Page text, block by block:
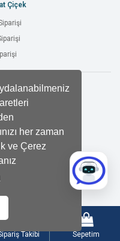
her zaman
ve Çerez
Çiçek
Takibi Sepetim